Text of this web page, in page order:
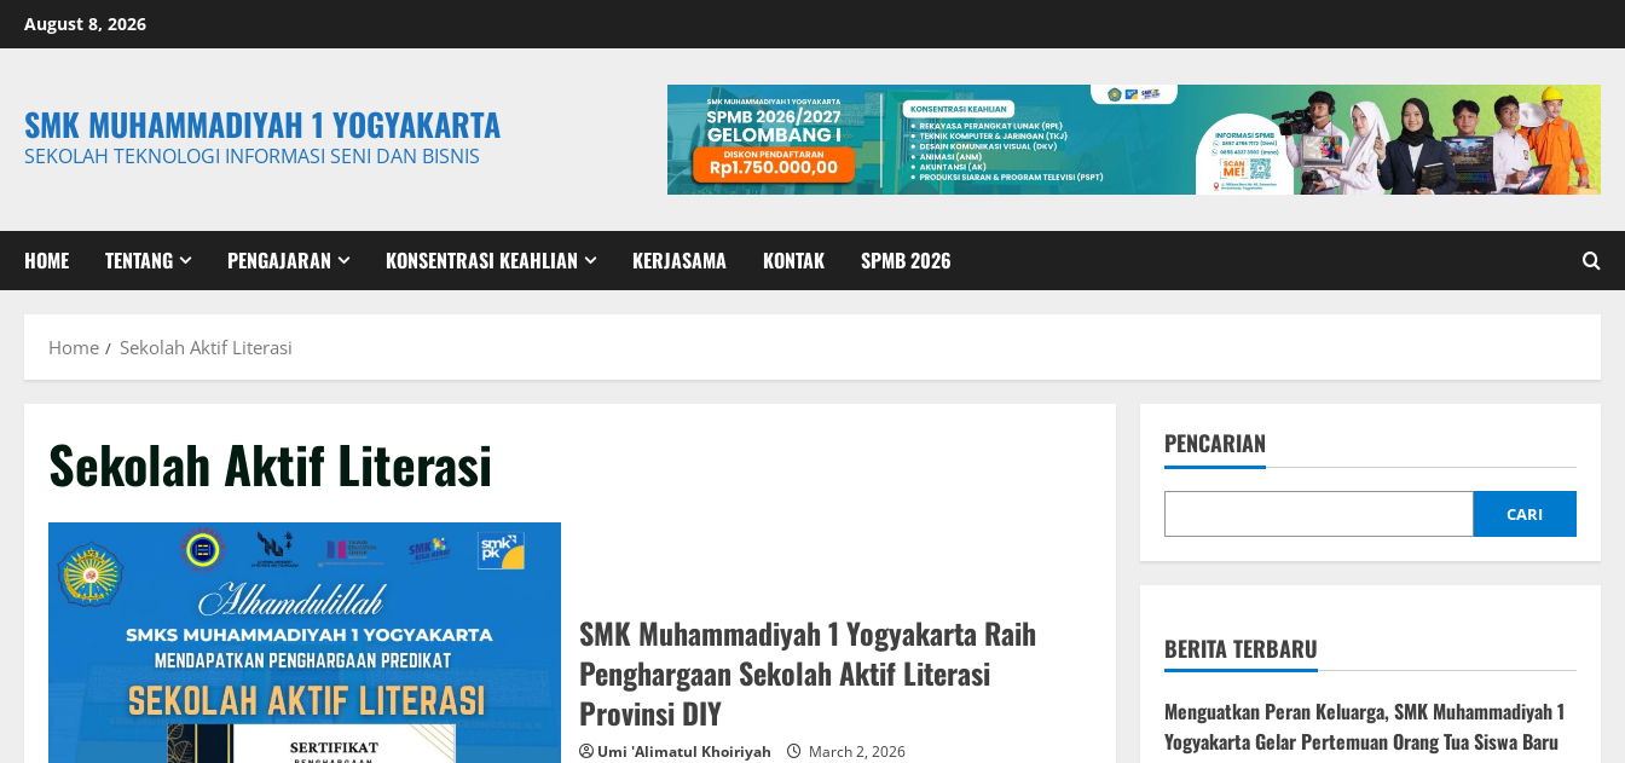
Skip
to
August 8, 2026
SMK MUHAMMADIYAH 1 YOGYAKARTA
SEKOLAH TEKNOLOGI INFORMASI SENI DAN BISNIS
HOME TENTANG PENGAJARAN KONSENTRASI KEAHLIAN KERJASAMA KONTAK SPMB 2026
Home Sekolah Aktif Literasi
Sekolah Aktif Literasi
SMK Muhammadiyah 1 Yogyakarta Raih
Penghargaan Sekolah Aktif Literasi
Provinsi DIY
Umi 'Alimatul Khoiriyah March 2, 2026
PENCARIAN
CARI
BERITA TERBARU
Menguatkan Peran Keluarga, SMK Muhammadiyah 1
Yogyakarta Gelar Pertemuan Orang Tua Siswa Baru